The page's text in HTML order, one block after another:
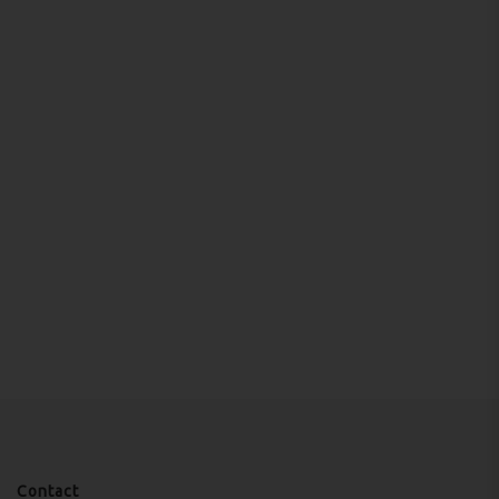
Contact